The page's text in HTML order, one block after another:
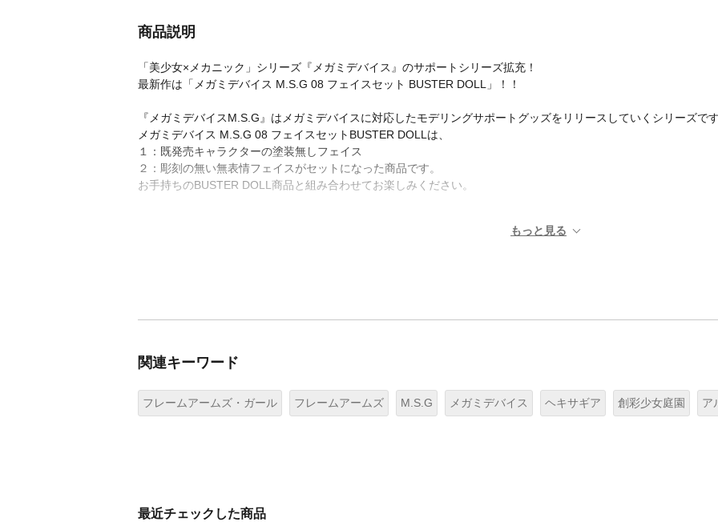
商品説明
「美少女×メカニック」シリーズ『メガミデバイス』のサポートシリーズ拡充！
最新作は「メガミデバイス M.S.G 08 フェイスセット BUSTER DOLL」！！
『メガミデバイスM.S.G』はメガミデバイスに対応したモデリングサポートグッズをリリースしていくシリーズで
メガミデバイス M.S.G 08 フェイスセットBUSTER DOLLは、
１：既発売キャラクターの塗装無しフェイス
２：彫刻の無い無表情フェイスがセットになった商品です。
お手持ちのBUSTER DOLL商品と組み合わせてお楽しみください。
関連キーワード
フレームアームズ・ガール フレームアームズ M.S.G メガミデバイス ヘキサギア 創彩少女庭園 ア
最近チェックした商品